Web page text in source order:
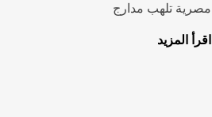
مصرية تلهب مدارج
اقرأ المزيد